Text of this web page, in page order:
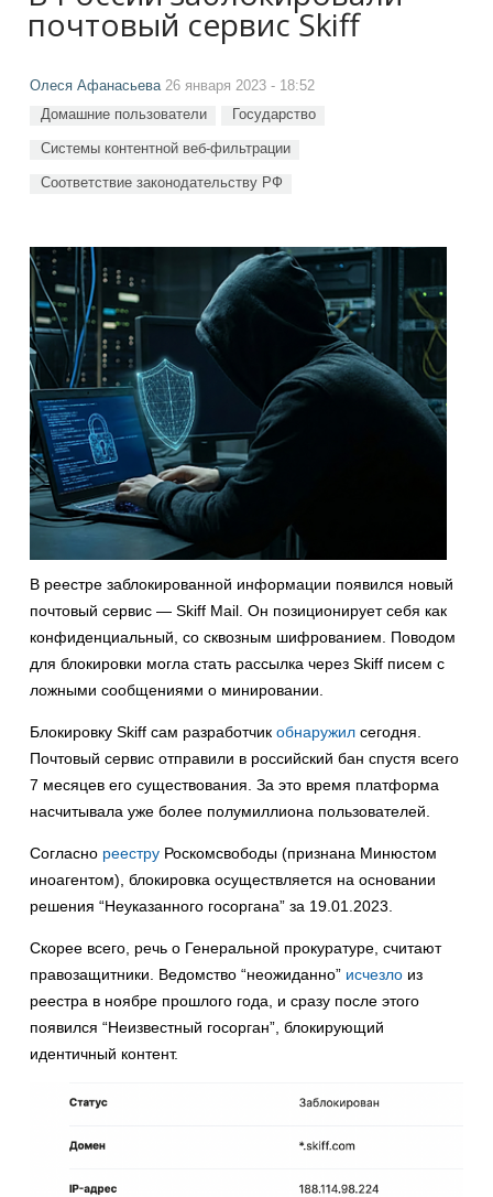
почтовый сервис Skiff
Олеся Афанасьева26 января 2023 - 18:52
Домашние пользователи Государство
Системы контентной веб-фильтрации
Соответствие законодательству РФ
В реестре заблокированной информации появился новый
почтовый сервис — Skiff Mail. Он позиционирует себя как
конфиденциальный, со сквозным шифрованием. Поводом
для блокировки могла стать рассылка через Skiff писем с
ложными сообщениями о минировании.
Блокировку Skiff сам разработчик обнаружил сегодня.
Почтовый сервис отправили в российский бан спустя всего
7 месяцев его существования. За это время платформа
насчитывала уже более полумиллиона пользователей.
Согласно реестру Роскомсвободы (признана Минюстом
иноагентом), блокировка осуществляется на основании
решения “Неуказанного госоргана” за 19.01.2023.
Скорее всего, речь о Генеральной прокуратуре, считают
правозащитники. Ведомство “неожиданно” исчезло из
реестра в ноябре прошлого года, и сразу после этого
появился “Неизвестный госорган”, блокирующий
идентичный контент.